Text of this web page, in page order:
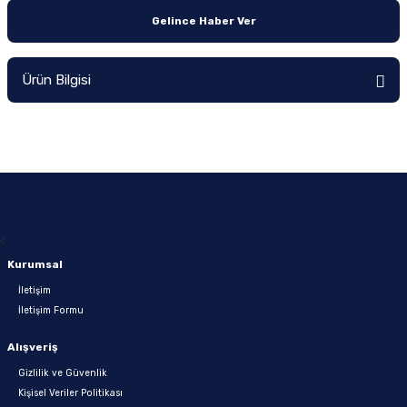
Intel 1200P
Servis Paketi
Gelince Haber Ver
Ürün Bilgisi
<
Kurumsal
İletişim
İletişim Formu
Alışveriş
Gizlilik ve Güvenlik
Kişisel Veriler Politikası